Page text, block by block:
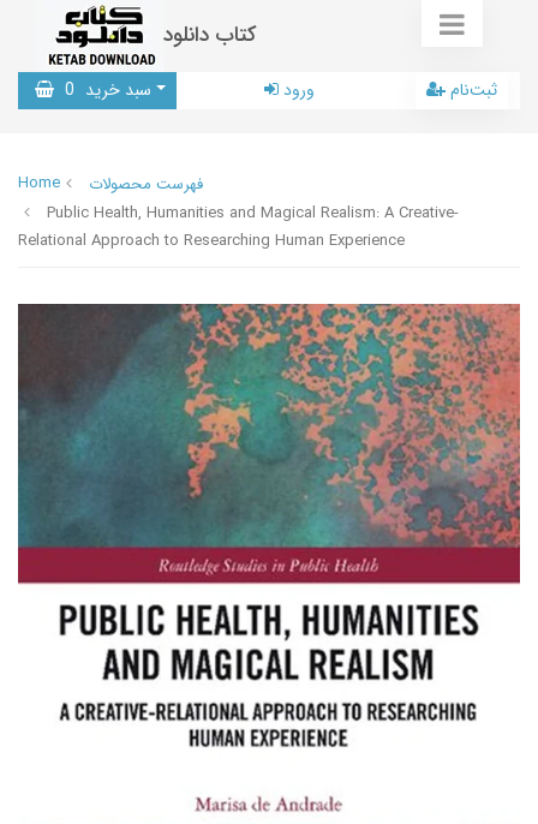
کتاب دانلود
سبد خرید 0 ورود ثبت‌نام
Home
فهرست محصولات
Public Health, Humanities and Magical Realism: A Creative-
Relational Approach to Researching Human Experience